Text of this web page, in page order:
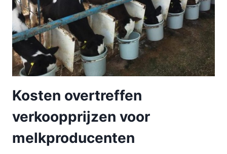
Kosten overtreffen
verkoopprijzen voor
melkproducenten